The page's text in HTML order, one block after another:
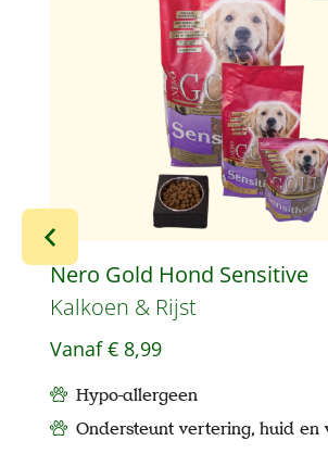
Nero Gold Hond Sensitive
Kalkoen & Rijst
Vanaf€ 8,99
Hypo-allergeen
Ondersteunt vertering, huid en